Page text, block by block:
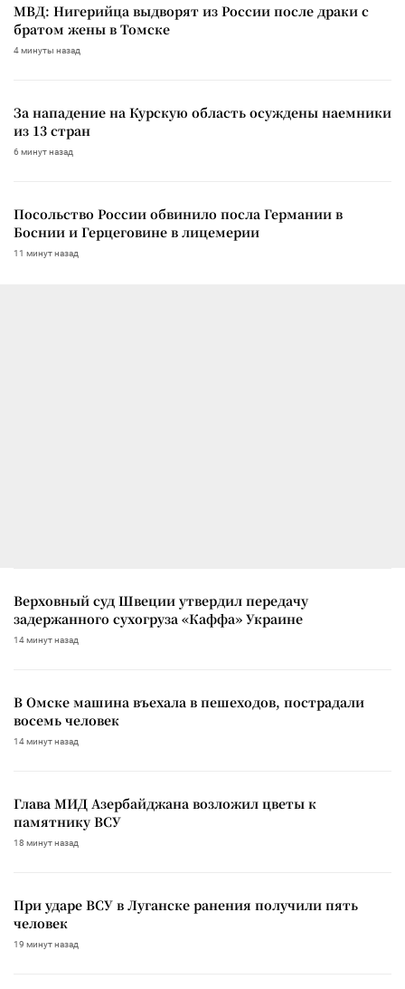
МВД: Нигерийца выдворят из России после драки с
братом жены в Томске
4 минуты назад
За нападение на Курскую область осуждены наемники
из 13 стран
6 минут назад
Посольство России обвинило посла Германии в
Боснии и Герцеговине в лицемерии
11 минут назад
Верховный суд Швеции утвердил передачу
задержанного сухогруза «Каффа» Украине
14 минут назад
В Омске машина въехала в пешеходов, пострадали
восемь человек
14 минут назад
Глава МИД Азербайджана возложил цветы к
памятнику ВСУ
18 минут назад
При ударе ВСУ в Луганске ранения получили пять
человек
19 минут назад